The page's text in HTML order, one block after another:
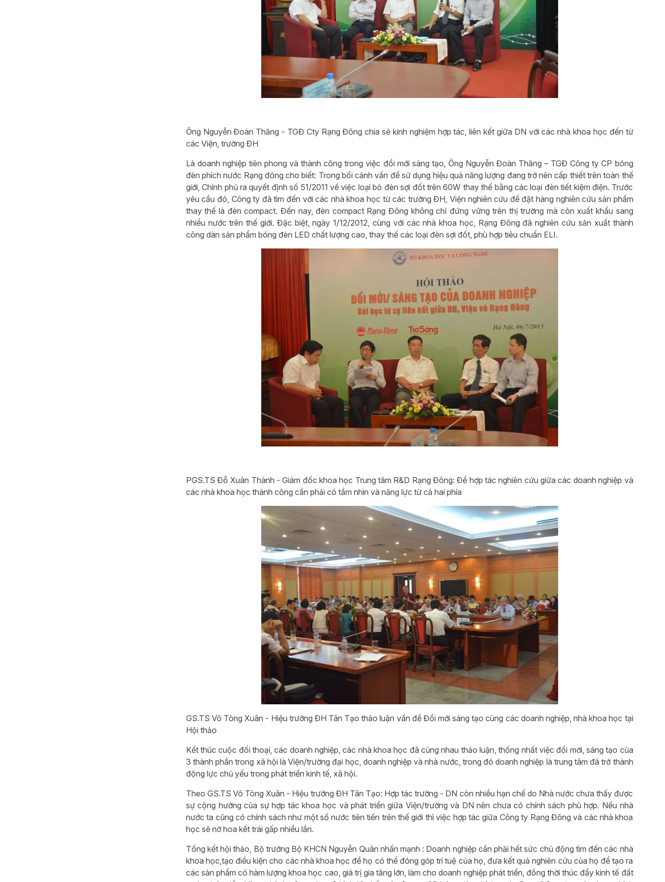
Ông Nguyễn Đoàn Thăng - TGĐ Cty Rạng Đông chia sẻ kinh nghiệm hợp tác, liên kết giữa DN với các nhà khoa học đến từ
các Viện, trường ĐH
Là doanh nghiệp tiên phong và thành công trong việc đổi mới sáng tạo, Ông Nguyễn Đoàn Thăng – TGĐ Công ty CP bóng
đèn phích nước Rạng đông cho biết: Trong bối cảnh vấn đề sử dụng hiệu quả năng lượng đang trở nên cấp thiết trên toàn thế
giới, Chính phủ ra quyết định số 51/2011 về việc loại bỏ đèn sợi đốt trên 60W thay thế bằng các loại đèn tiết kiệm điện. Trước
yêu cầu đó, Công ty đã tìm đến với các nhà khoa học từ các trường ĐH, Viện nghiên cứu để đặt hàng nghiên cứu sản phẩm
thay thế là đèn compact. Đến nay, đèn compact Rạng Đông không chỉ đứng vững trên thị trường mà còn xuất khẩu sang
nhiều nước trên thế giới. Đặc biệt, ngày 1/12/2012, cùng với các nhà khoa học, Rạng Đông đã nghiên cứu sản xuất thành
công dàn sản phẩm bóng đèn LED chất lượng cao, thay thế các loại đèn sợi đốt, phù hợp tiêu chuẩn ELI.
PGS.TS Đỗ Xuân Thành - Giám đốc khoa học Trung tâm R&D Rạng Đông: Để hợp tác nghiên cứu giữa các doanh nghiệp và
các nhà khoa học thành công cần phải có tầm nhìn và năng lực từ cả hai phía
GS.TS Võ Tòng Xuân - Hiệu trưởng ĐH Tân Tạo thảo luận vấn đề Đổi mới sáng tạo cùng các doanh nghiệp, nhà khoa học tại
Hội thảo
Kết thúc cuộc đối thoại, các doanh nghiệp, các nhà khoa học đã củng nhau thảo luận, thống nhất việc đổi mới, sáng tạo của
3 thành phần trong xã hội là Viện/trường đại học, doanh nghiệp và nhà nước, trong đó doanh nghiệp là trung tâm đã trở thành
động lực chủ yếu trong phát triển kinh tế, xã hội.
Theo GS.TS Võ Tòng Xuân - Hiệu trưởng ĐH Tân Tạo: Hợp tác trường - DN còn nhiều hạn chế do Nhà nước chưa thấy được
sự cộng hưởng của sự hợp tác khoa học và phát triển giữa Viện/trường và DN nên chưa có chính sách phù hợp. Nếu nhà
nước ta cũng có chính sách như một số nước tiên tiến trên thế giới thì việc hợp tác giữa Công ty Rạng Đông và các nhà khoa
học sẽ nở hoa kết trái gấp nhiều lần.
Tổng kết hội thảo, Bộ trưởng Bộ KHCN Nguyễn Quân nhấn mạnh : Doanh nghiệp cần phải hết sức chủ động tìm đến các nhà
khoa học,tạo điều kiện cho các nhà khoa học để họ có thể đóng góp trí tuệ của họ, đưa kết quả nghiên cứu của họ để tạo ra
các sản phẩm có hàm lượng khoa học cao, giá trị gia tăng lớn, làm cho doanh nghiệp phát triển, đồng thời thúc đẩy kinh tế đất